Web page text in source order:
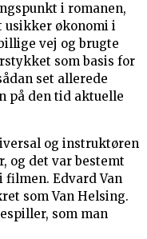
i romanen,
usikker økonomi i
vej og brugte
som basis for
set allerede
på den tid aktuelle
og instruktøren
og det var bestemt
Edvard Van
som Van Helsing.
som man